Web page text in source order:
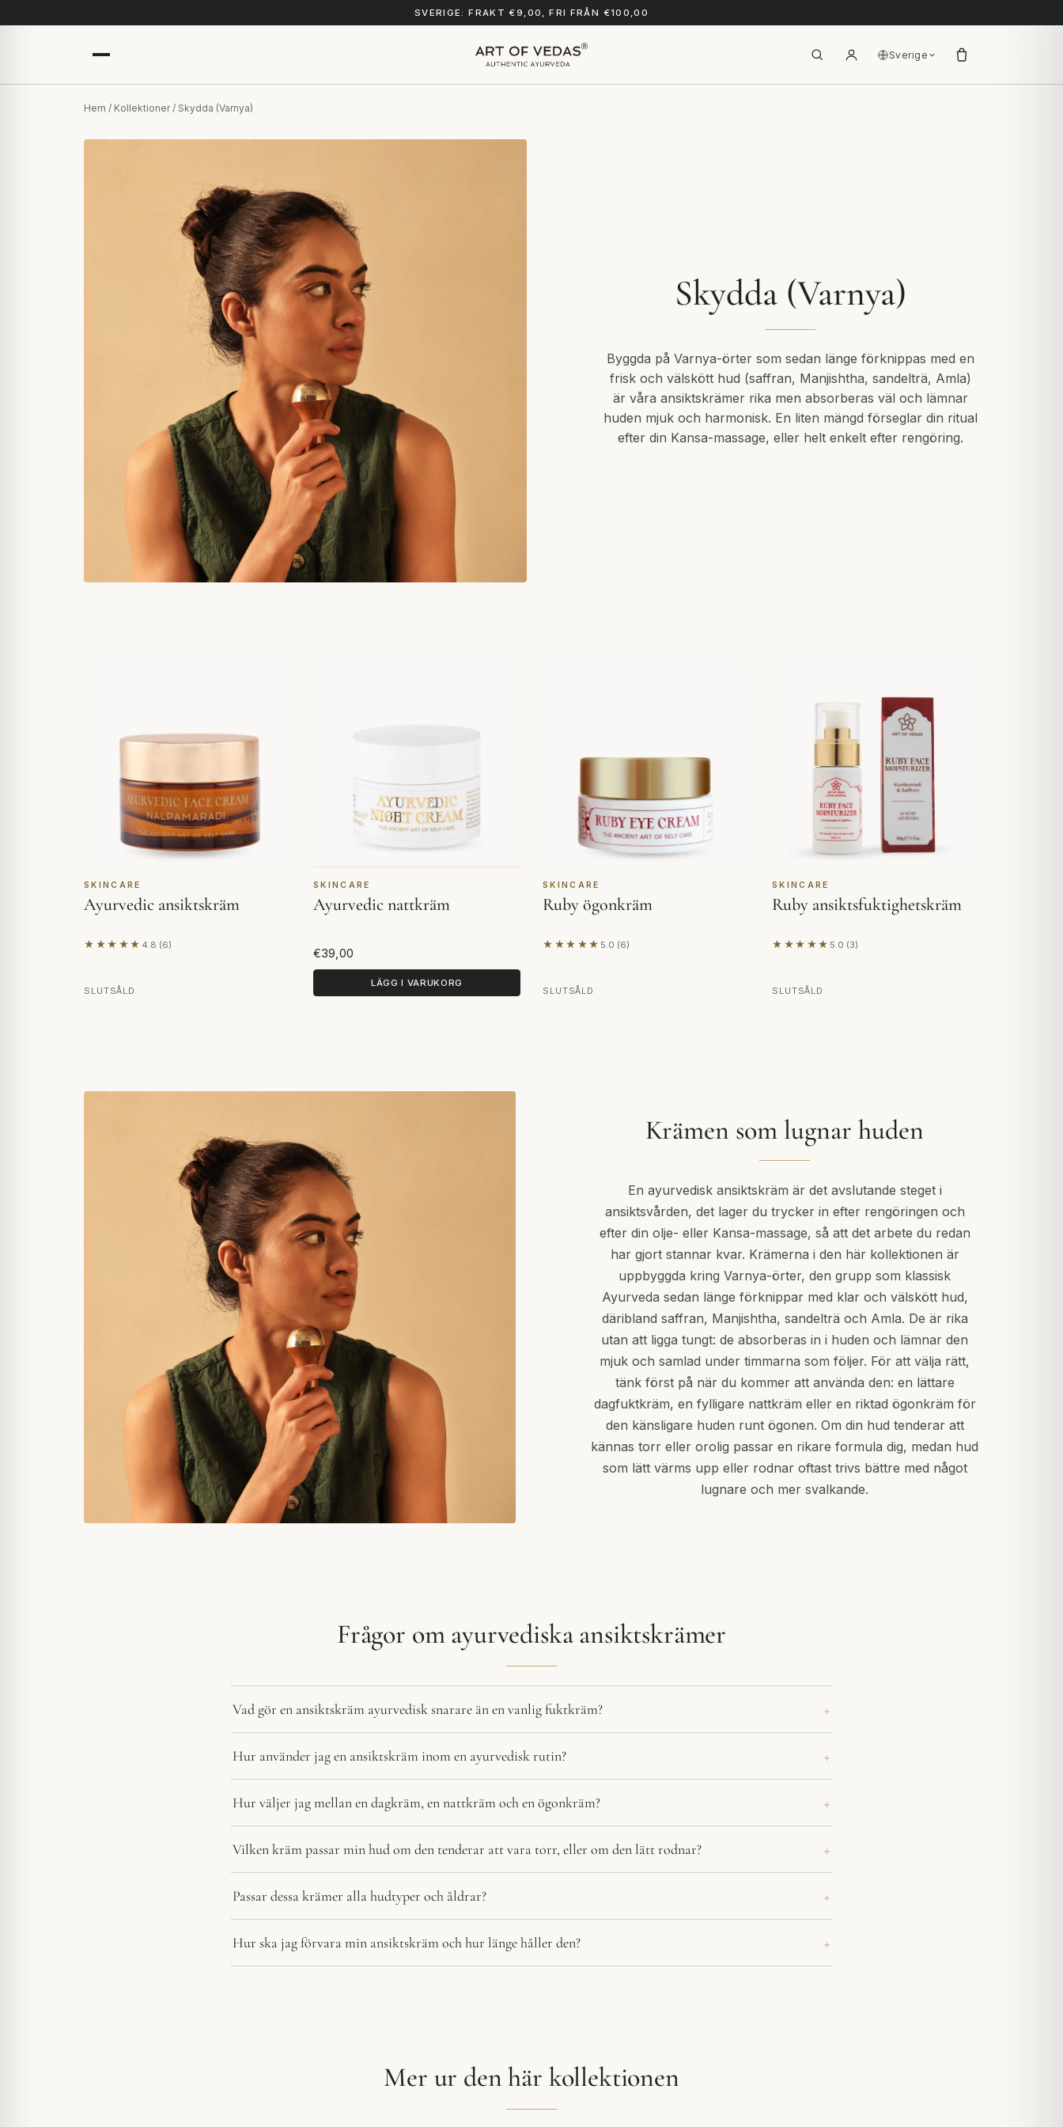
SVERIGE: FRAKT €9,00, FRI FRÅN €100,00
Sverige
Hem / Kollektioner/ Skydda (Varnya)
Skydda (Varnya)
Byggda på Varnya-örter som sedan länge förknippas med en
frisk och välskött hud (saffran, Manjishtha, sandelträ, Amla)
är våra ansiktskrämer rika men absorberas väl och lämnar
huden mjuk och harmonisk. En liten mängd förseglar din ritual
efter din Kansa-massage, eller helt enkelt efter rengöring.
SKINCARE
Ayurvedic ansiktskräm
★★★★★ 4.8 (6)
Baserat på 6 recensioner
SLUTSÅLD
SKINCARE
Ayurvedic nattkräm
€39,00
LÄGG I VARUKORG
SKINCARE
Ruby ögonkräm
★★★★★ 5.0 (6)
Baserat på 6 recensioner
SLUTSÅLD
SKINCARE
Ruby ansiktsfuktighetskräm
★★★★★ 5.0 (3)
Baserat på 3 recensioner
SLUTSÅLD
Krämen som lugnar huden
En ayurvedisk ansiktskräm är det avslutande steget i
ansiktsvården, det lager du trycker in efter rengöringen och
efter din olje- eller Kansa-massage, så att det arbete du redan
har gjort stannar kvar. Krämerna i den här kollektionen är
uppbyggda kring Varnya-örter, den grupp som klassisk
Ayurveda sedan länge förknippar med klar och välskött hud,
däribland saffran, Manjishtha, sandelträ och Amla. De är rika
utan att ligga tungt: de absorberas in i huden och lämnar den
mjuk och samlad under timmarna som följer. För att välja rätt,
tänk först på när du kommer att använda den: en lättare
dagfuktkräm, en fylligare nattkräm eller en riktad ögonkräm för
den känsligare huden runt ögonen. Om din hud tenderar att
kännas torr eller orolig passar en rikare formula dig, medan hud
som lätt värms upp eller rodnar oftast trivs bättre med något
lugnare och mer svalkande.
Frågor om ayurvediska ansiktskrämer
Vad gör en ansiktskräm ayurvedisk snarare än en vanlig fuktkräm?
Hur använder jag en ansiktskräm inom en ayurvedisk rutin?
Hur väljer jag mellan en dagkräm, en nattkräm och en ögonkräm?
Vilken kräm passar min hud om den tenderar att vara torr, eller om den lätt rodnar?
Passar dessa krämer alla hudtyper och åldrar?
Hur ska jag förvara min ansiktskräm och hur länge håller den?
Mer ur den här kollektionen